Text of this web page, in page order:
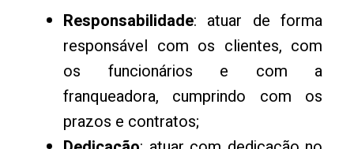
Responsabilidade: atuar de forma
responsável com os clientes, com
os funcionários e com a
franqueadora, cumprindo com os
prazos e contratos;